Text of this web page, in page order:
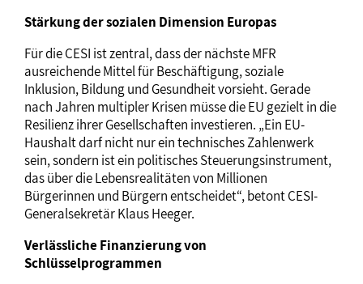
Stärkung der sozialen Dimension Europas
Für die CESI ist zentral, dass der nächste MFR
ausreichende Mittel für Beschäftigung, soziale
Inklusion, Bildung und Gesundheit vorsieht. Gerade
nach Jahren multipler Krisen müsse die EU gezielt in die
Resilienz ihrer Gesellschaften investieren. „Ein EU-
Haushalt darf nicht nur ein technisches Zahlenwerk
sein, sondern ist ein politisches Steuerungsinstrument,
das über die Lebensrealitäten von Millionen
Bürgerinnen und Bürgern entscheidet“, betont CESI-
Generalsekretär Klaus Heeger.
Verlässliche Finanzierung von
Schlüsselprogrammen